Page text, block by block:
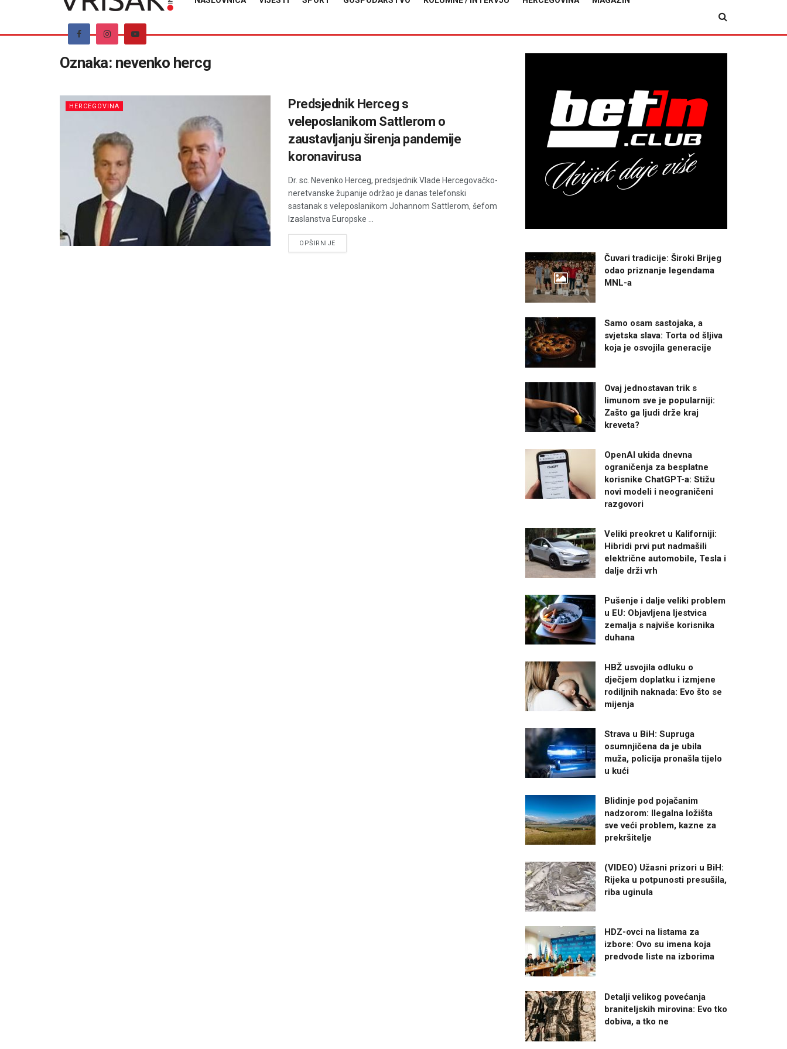
Oznaka: nevenko hercg
HERCEGOVINA
Predsjednik Herceg s
veleposlanikom Sattlerom o
zaustavljanju širenja pandemije
koronavirusa
Dr. sc. Nevenko Herceg, predsjednik Vlade Hercegovačko-
neretvanske županije održao je danas telefonski
sastanak s veleposlanikom Johannom Sattlerom, šefom
Izaslanstva Europske ...
OPŠIRNIJEDETAILS
Čuvari tradicije: Široki Brijeg
odao priznanje legendama
MNL-a
Samo osam sastojaka, a
svjetska slava: Torta od šljiva
koja je osvojila generacije
Ovaj jednostavan trik s
limunom sve je popularniji:
Zašto ga ljudi drže kraj
kreveta?
OpenAI ukida dnevna
ograničenja za besplatne
korisnike ChatGPT-a: Stižu
novi modeli i neograničeni
razgovori
Veliki preokret u Kaliforniji:
Hibridi prvi put nadmašili
električne automobile, Tesla i
dalje drži vrh
Pušenje i dalje veliki problem
u EU: Objavljena ljestvica
zemalja s najviše korisnika
duhana
HBŽ usvojila odluku o
dječjem doplatku i izmjene
rodiljnih naknada: Evo što se
mijenja
Strava u BiH: Supruga
osumnjičena da je ubila
muža, policija pronašla tijelo
u kući
Blidinje pod pojačanim
nadzorom: Ilegalna ložišta
sve veći problem, kazne za
prekršitelje
(VIDEO) Užasni prizori u BiH:
Rijeka u potpunosti presušila,
riba uginula
HDZ-ovci na listama za
izbore: Ovo su imena koja
predvode liste na izborima
Detalji velikog povećanja
braniteljskih mirovina: Evo tko
dobiva, a tko ne